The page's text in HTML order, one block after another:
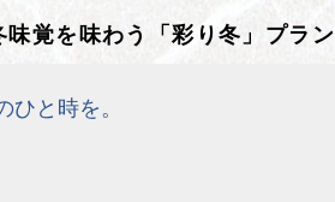
味覚を味わう「彩り冬」プラン
と時を。